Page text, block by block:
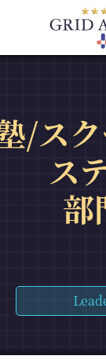
/ス
ス
部